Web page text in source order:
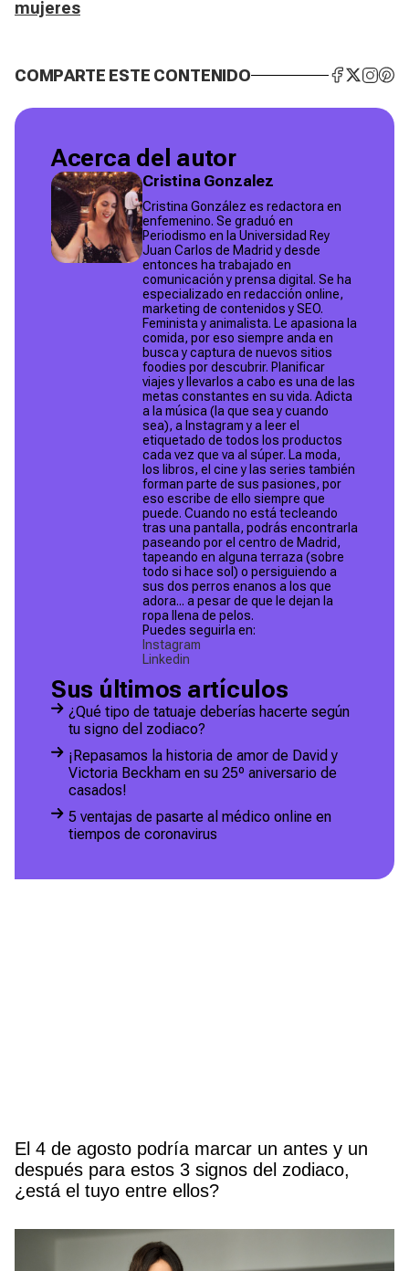
mujeres
COMPARTE ESTE CONTENIDO
Acerca del autor
Cristina Gonzalez
Cristina González es redactora en
enfemenino. Se graduó en
Periodismo en la Universidad Rey
Juan Carlos de Madrid y desde
entonces ha trabajado en
comunicación y prensa digital. Se ha
especializado en redacción online,
marketing de contenidos y SEO.
Feminista y animalista. Le apasiona la
comida, por eso siempre anda en
busca y captura de nuevos sitios
foodies por descubrir. Planificar
viajes y llevarlos a cabo es una de las
metas constantes en su vida. Adicta
a la música (la que sea y cuando
sea), a Instagram y a leer el
etiquetado de todos los productos
cada vez que va al súper. La moda,
los libros, el cine y las series también
forman parte de sus pasiones, por
eso escribe de ello siempre que
puede. ​Cuando no está tecleando
tras una pantalla, podrás encontrarla
paseando por el centro de Madrid,
tapeando en alguna terraza (sobre
todo si hace sol) o persiguiendo a
sus dos perros enanos a los que
adora... a pesar de que le dejan la
ropa llena de pelos.
Puedes seguirla en:
Instagram
Linkedin
Sus últimos artículos
¿Qué tipo de tatuaje deberías hacerte según
tu signo del zodiaco?
¡Repasamos la historia de amor de David y
Victoria Beckham en su 25º aniversario de
casados!
5 ventajas de pasarte al médico online en
tiempos de coronavirus
El 4 de agosto podría marcar un antes y un
después para estos 3 signos del zodiaco,
¿está el tuyo entre ellos?